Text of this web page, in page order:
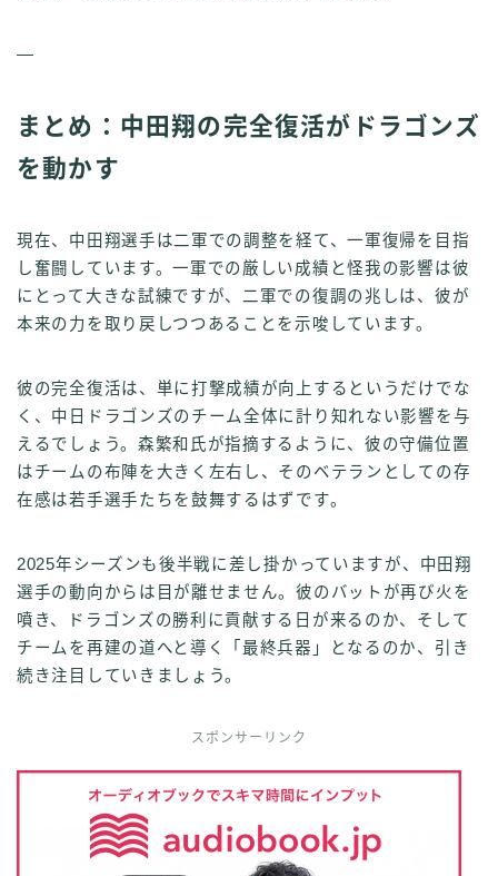
—
まとめ：中田翔の完全復活がドラゴンズ
を動かす
現在、中田翔選手は二軍での調整を経て、一軍復帰を目指
し奮闘しています。一軍での厳しい成績と怪我の影響は彼
にとって大きな試練ですが、二軍での復調の兆しは、彼が
本来の力を取り戻しつつあることを示唆しています。
彼の完全復活は、単に打撃成績が向上するというだけでな
く、中日ドラゴンズのチーム全体に計り知れない影響を与
えるでしょう。森繁和氏が指摘するように、彼の守備位置
はチームの布陣を大きく左右し、そのベテランとしての存
在感は若手選手たちを鼓舞するはずです。
2025年シーズンも後半戦に差し掛かっていますが、中田翔
選手の動向からは目が離せません。彼のバットが再び火を
噴き、ドラゴンズの勝利に貢献する日が来るのか、そして
チームを再建の道へと導く「最終兵器」となるのか、引き
続き注目していきましょう。
スポンサーリンク